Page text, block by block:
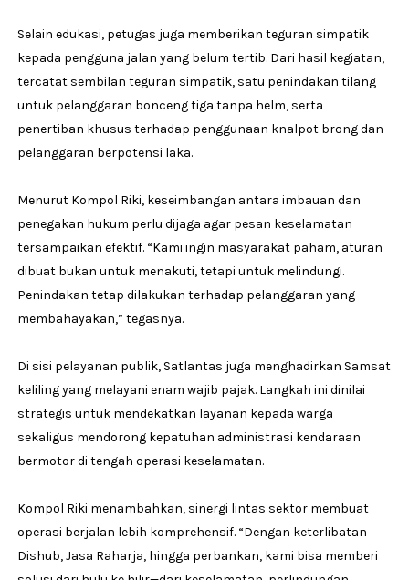
Selain edukasi, petugas juga memberikan teguran simpatik
kepada pengguna jalan yang belum tertib. Dari hasil kegiatan,
tercatat sembilan teguran simpatik, satu penindakan tilang
untuk pelanggaran bonceng tiga tanpa helm, serta
penertiban khusus terhadap penggunaan knalpot brong dan
pelanggaran berpotensi laka.
Menurut Kompol Riki, keseimbangan antara imbauan dan
penegakan hukum perlu dijaga agar pesan keselamatan
tersampaikan efektif. “Kami ingin masyarakat paham, aturan
dibuat bukan untuk menakuti, tetapi untuk melindungi.
Penindakan tetap dilakukan terhadap pelanggaran yang
membahayakan,” tegasnya.
Di sisi pelayanan publik, Satlantas juga menghadirkan Samsat
keliling yang melayani enam wajib pajak. Langkah ini dinilai
strategis untuk mendekatkan layanan kepada warga
sekaligus mendorong kepatuhan administrasi kendaraan
bermotor di tengah operasi keselamatan.
Kompol Riki menambahkan, sinergi lintas sektor membuat
operasi berjalan lebih komprehensif. “Dengan keterlibatan
Dishub, Jasa Raharja, hingga perbankan, kami bisa memberi